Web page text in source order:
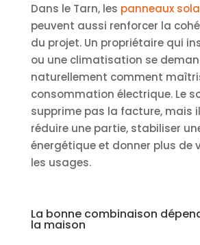
Dans le Tarn, les panneaux
peuvent aussi renforcer la
du projet. Un propriétaire qui
ou une climatisation se
naturellement comment
consommation électrique. Le
supprime pas la facture, mais
réduire une partie, stabiliser
énergétique et donner plus de
les usages.
La bonne combinaison
la maison